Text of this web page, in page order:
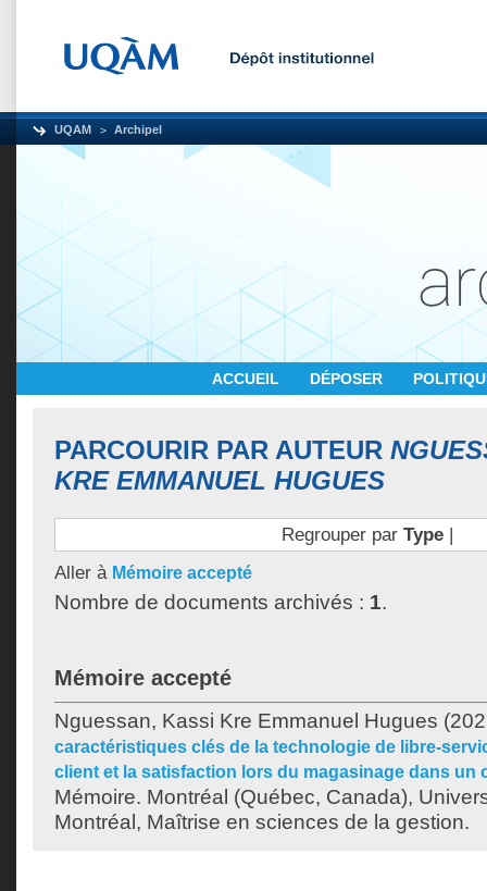
UQAM Archipel
ACCUEIL DÉPOSER
PARCOURIR PAR AUTEUR
KRE EMMANUEL HUGUES
Regrouper par Type|
Aller à Mémoire accepté
Nombre de documents archivés : 1.
Mémoire accepté
Nguessan, Kassi Kre Emmanuel Hugues
caractéristiques clés de la technologie de libre-
client et la satisfaction lors du magasinage dans un
Mémoire. Montréal (Québec, Canada),
Montréal, Maîtrise en sciences de la gestion.